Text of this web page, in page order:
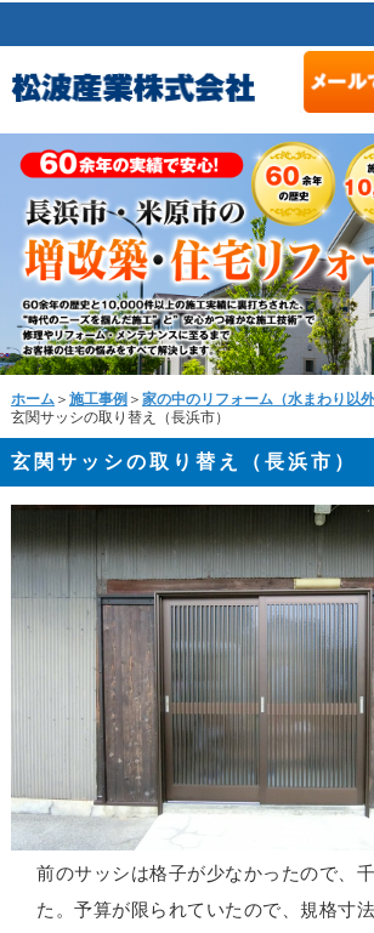
ホーム ＞ 施工事例 ＞ 家の中のリフォーム（水まわり以外
玄関サッシの取り替え（長浜市）
玄関サッシの取り替え（長浜市）
前のサッシは格子が少なかったので、
た。予算が限られていたので、規格寸